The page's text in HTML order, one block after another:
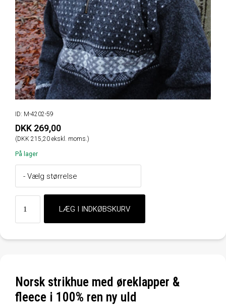
ID: M-4202-59
DKK 269,00
(DKK 215,20 ekskl. moms.)
På lager
Norsk strikhue med øreklapper &
fleece i 100% ren ny uld